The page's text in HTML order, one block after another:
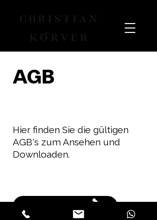
AGB
Hier finden Sie die gültigen
AGB's zum Ansehen und
Downloaden.